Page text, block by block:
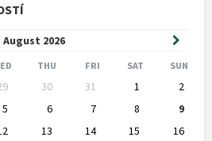
August 2026
Month
THU FRI SAT SUN
30 31 1
2
5 6 7 8
9
13 14 15 16